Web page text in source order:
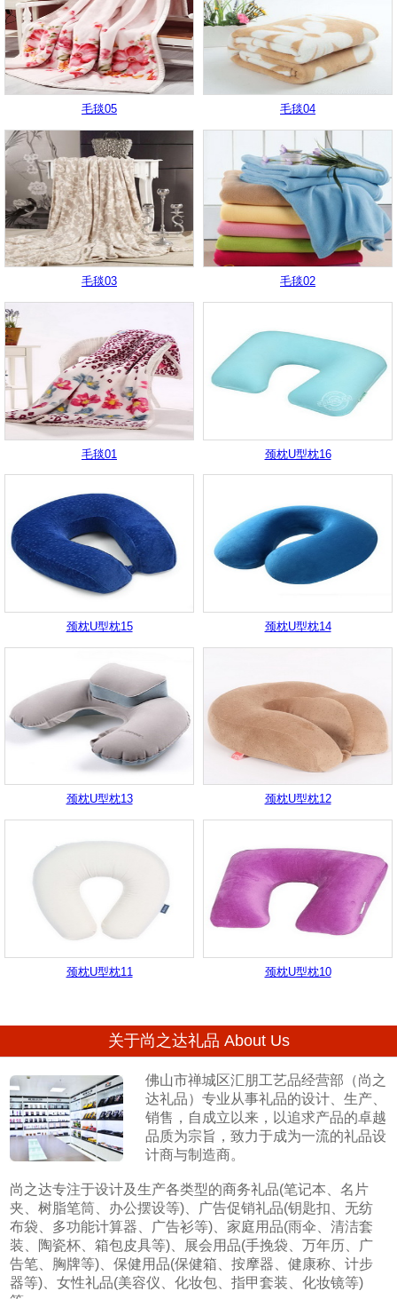
毛毯05 毛毯04
毛毯03 毛毯02
毛毯01 颈枕U型枕16
颈枕U型枕15 颈枕U型枕14
颈枕U型枕13 颈枕U型枕12
颈枕U型枕11 颈枕U型枕10
关于尚之达礼品 About Us
佛山市禅城区汇朋工艺品经营部（尚之
达礼品）专业从事礼品的设计、生产、
销售，自成立以来，以追求产品的卓越
品质为宗旨，致力于成为一流的礼品设
计商与制造商。
尚之达专注于设计及生产各类型的商务礼品(笔记本、名片
夹、树脂笔筒、办公摆设等)、广告促销礼品(钥匙扣、无纺
布袋、多功能计算器、广告衫等)、家庭用品(雨伞、清洁套
装、陶瓷杯、箱包皮具等)、展会用品(手挽袋、万年历、广
告笔、胸牌等)、保健用品(保健箱、按摩器、健康称、计步
器等)、女性礼品(美容仪、化妆包、指甲套装、化妆镜等)